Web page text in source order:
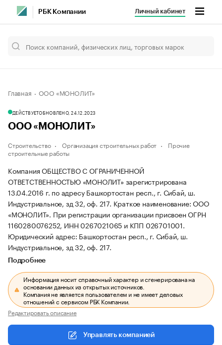
РБК Компании Личный кабинет
Главная ООО «МОНОЛИТ»
ДЕЙСТВУЕТОБНОВЛЕНО, 24.12.2023
ООО «МОНОЛИТ»
Строительство Организация строительных работ
Прочие
строительные работы
Компания ОБЩЕСТВО С ОГРАНИЧЕННОЙ
ОТВЕТСТВЕННОСТЬЮ «МОНОЛИТ» зарегистрирована
13.04.2016 г. по адресу Башкортостан респ., г. Сибай, ш.
Индустриальное, зд 32, оф. 217. Краткое наименование: ООО
«МОНОЛИТ». При регистрации организации присвоен ОГРН
1160280076252, ИНН 0267021065 и КПП 026701001.
Юридический адрес: Башкортостан респ., г. Сибай, ш.
Индустриальное, зд 32, оф. 217.
Подробнее
Информация носит справочный характер и сгенерирована на
основании данных из открытых источников.
Компания не является пользователем и не имеет деловых
отношений с сервисом РБК Компании.
Редактировать описание
Управлять компанией